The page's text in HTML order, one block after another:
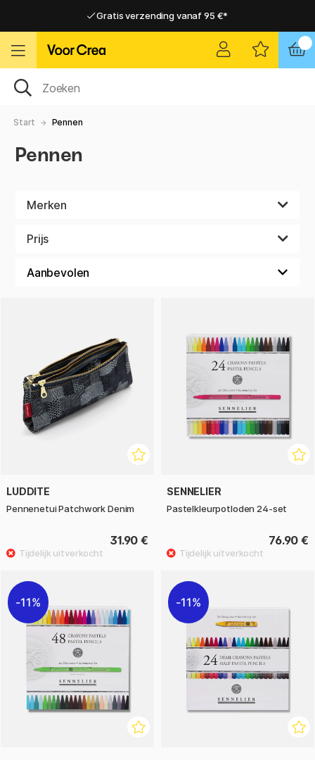
Gratis verzending vanaf 95 €*
Gratis verzending vanaf 95 €*
Start Pennen
Pennen
Merken
Prijs
LUDDITE
Pennenetui Patchwork Denim
31.90 €
SENNELIER
Pastelkleurpotloden 24‑set
76.90 €
11% 11%